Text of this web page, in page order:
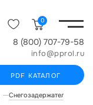
0
8 (800) 707-79-58
info@pprol.ru
PDF КАТАЛОГ
Снегозадержатели для